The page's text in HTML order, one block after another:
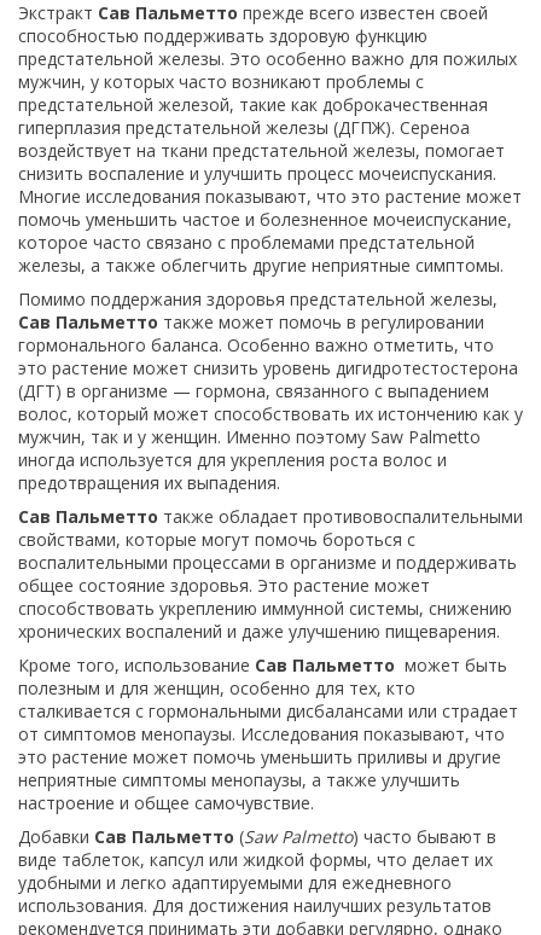
Экстракт Сав Пальметто прежде всего известен своей
способностью поддерживать здоровую функцию
предстательной железы. Это особенно важно для пожилых
мужчин, у которых часто возникают проблемы с
предстательной железой, такие как доброкачественная
гиперплазия предстательной железы (ДГПЖ). Сереноа
воздействует на ткани предстательной железы, помогает
снизить воспаление и улучшить процесс мочеиспускания.
Многие исследования показывают, что это растение может
помочь уменьшить частое и болезненное мочеиспускание,
которое часто связано с проблемами предстательной
железы, а также облегчить другие неприятные симптомы.
Помимо поддержания здоровья предстательной железы,
Сав Пальметто также может помочь в регулировании
гормонального баланса. Особенно важно отметить, что
это растение может снизить уровень дигидротестостерона
(ДГТ) в организме — гормона, связанного с выпадением
волос, который может способствовать их истончению как у
мужчин, так и у женщин. Именно поэтому Saw Palmetto
иногда используется для укрепления роста волос и
предотвращения их выпадения.
Сав Пальметто также обладает противовоспалительными
свойствами, которые могут помочь бороться с
воспалительными процессами в организме и поддерживать
общее состояние здоровья. Это растение может
способствовать укреплению иммунной системы, снижению
хронических воспалений и даже улучшению пищеварения.
Кроме того, использование Сав Пальметто может быть
полезным и для женщин, особенно для тех, кто
сталкивается с гормональными дисбалансами или страдает
от симптомов менопаузы. Исследования показывают, что
это растение может помочь уменьшить приливы и другие
неприятные симптомы менопаузы, а также улучшить
настроение и общее самочувствие.
Добавки Сав Пальметто (Saw Palmetto) часто бывают в
виде таблеток, капсул или жидкой формы, что делает их
удобными и легко адаптируемыми для ежедневного
использования. Для достижения наилучших результатов
рекомендуется принимать эти добавки регулярно, однако